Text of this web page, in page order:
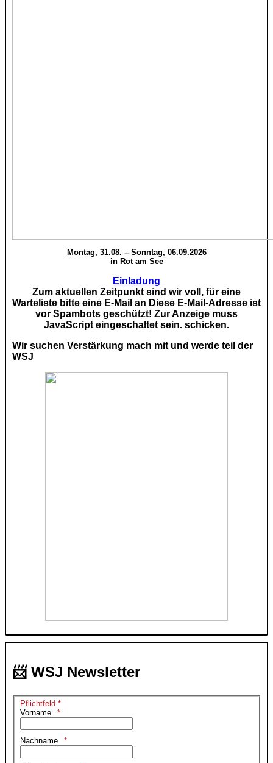
Montag, 31.08. – Sonntag, 06.09.2026
in Rot am See
Einladung
Zum aktuellen Zeitpunkt sind wir voll, für eine
Warteliste bitte eine E-Mail an Diese E-Mail-Adresse ist
vor Spambots geschützt! Zur Anzeige muss
JavaScript eingeschaltet sein. schicken.
Wir suchen Verstärkung mach mit und werde teil der
WSJ
📨 WSJ Newsletter
Pflichtfeld *
Vorname
Nachname